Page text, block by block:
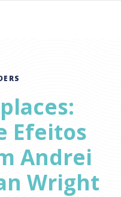
Efeitos
Andrei
Wright